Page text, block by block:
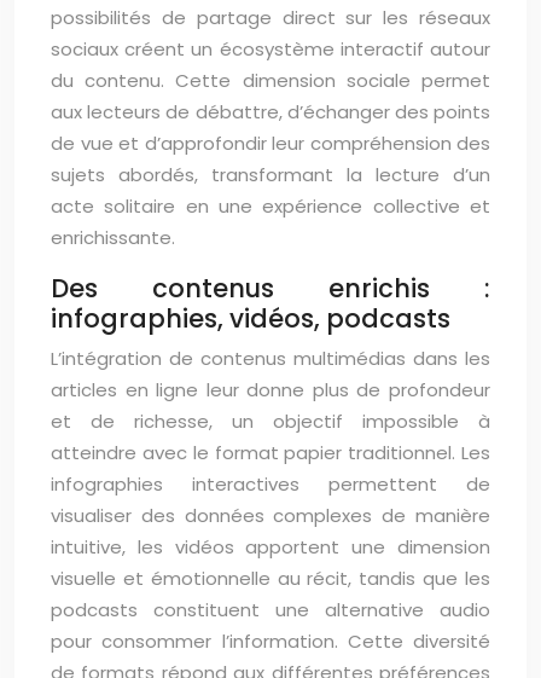
possibilités de partage direct sur les réseaux
sociaux créent un écosystème interactif autour
du contenu. Cette dimension sociale permet
aux lecteurs de débattre, d’échanger des points
de vue et d’approfondir leur compréhension des
sujets abordés, transformant la lecture d’un
acte solitaire en une expérience collective et
enrichissante.
Des contenus enrichis :
infographies, vidéos, podcasts
L’intégration de contenus multimédias dans les
articles en ligne leur donne plus de profondeur
et de richesse, un objectif impossible à
atteindre avec le format papier traditionnel. Les
infographies interactives permettent de
visualiser des données complexes de manière
intuitive, les vidéos apportent une dimension
visuelle et émotionnelle au récit, tandis que les
podcasts constituent une alternative audio
pour consommer l’information. Cette diversité
de formats répond aux différentes préférences